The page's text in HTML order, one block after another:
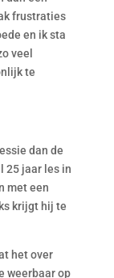
frustraties
en ik sta
veel
te
dan de
25 jaar les in
met een
krijgt hij te
het over
weerbaar op